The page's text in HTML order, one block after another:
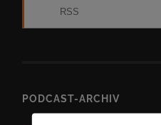
RSS
PODCAST-ARCHIV